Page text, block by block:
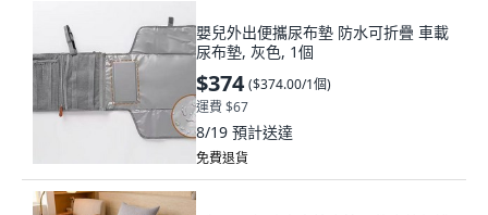
嬰兒外出便攜尿布墊 防水可折疊 車載
尿布墊, 灰色, 1個
$374 ($374.00/1個)
運費 $67
8/19 預計送達
免費退貨